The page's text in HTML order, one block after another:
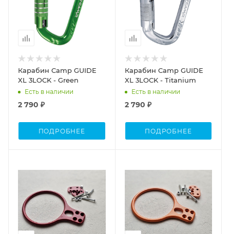
Карабин Camp GUIDE
XL 3LOCK - Green
Есть в наличии
2 790 ₽
ПОДРОБНЕЕ
Карабин Camp GUIDE
XL 3LOCK - Titanium
Есть в наличии
2 790 ₽
ПОДРОБНЕЕ